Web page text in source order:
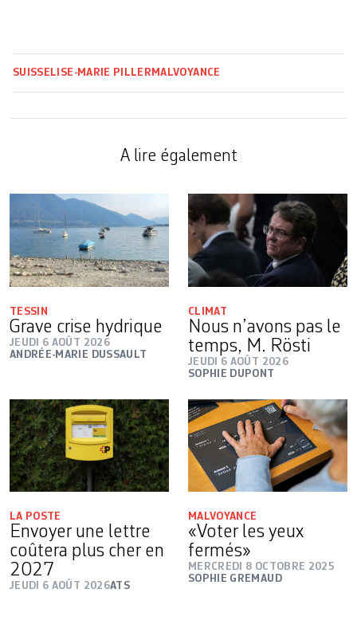
SUISSE LISE-MARIE PILLER MALVOYANCE
A lire également
TESSIN
Grave crise hydrique
JEUDI 6 AOÛT 2026
ANDRÉE-MARIE DUSSAULT
CLIMAT
Nous n’avons pas le
temps, M. Rösti
JEUDI 6 AOÛT 2026
SOPHIE DUPONT
LA POSTE
Envoyer une lettre
coûtera plus cher en
2027
JEUDI 6 AOÛT 2026ATS
MALVOYANCE
«Voter les yeux
fermés»
MERCREDI 8 OCTOBRE 2025
SOPHIE GREMAUD